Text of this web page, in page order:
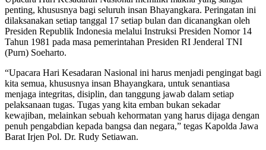
penting, khususnya bagi seluruh insan Bhayangkara. Peringatan ini
dilaksanakan setiap tanggal 17 setiap bulan dan dicanangkan oleh
Presiden Republik Indonesia melalui Instruksi Presiden Nomor 14
Tahun 1981 pada masa pemerintahan Presiden RI Jenderal TNI
(Purn) Soeharto.
“Upacara Hari Kesadaran Nasional ini harus menjadi pengingat bagi
kita semua, khususnya insan Bhayangkara, untuk senantiasa
menjaga integritas, disiplin, dan tanggung jawab dalam setiap
pelaksanaan tugas. Tugas yang kita emban bukan sekadar
kewajiban, melainkan sebuah kehormatan yang harus dijaga dengan
penuh pengabdian kepada bangsa dan negara,” tegas Kapolda Jawa
Barat Irjen Pol. Dr. Rudy Setiawan.